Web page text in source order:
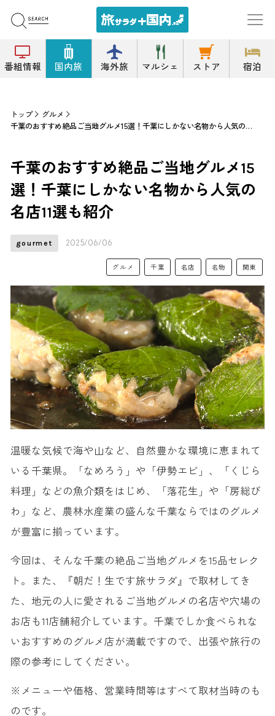
番組情報 国内旅 海外旅 マルシェ ストア 宿泊
トップ
グルメ
千葉のおすすめ絶品ご当地グルメ15選！千葉にしかない名物から人気の名店11選も紹介
千葉のおすすめ絶品ご当地グルメ15
選！千葉にしかない名物から人気の
名店11選も紹介
gourmet 2025/06/06
グルメ 千葉 名店 名物 関東
温暖な気候で海や山など、自然豊かな環境に恵まれて
いる千葉県。「なめろう」や「伊勢エビ」、「くじら
料理」などの魚介類をはじめ、「落花生」や「房総び
わ」など、農林水産業の盛んな千葉ならではのグルメ
が豊富に揃っています。
今回は、そんな千葉の絶品ご当地グルメを15品セレク
ト。また、『朝だ！生です旅サラダ』で取材してき
た、地元の人に愛されるご当地グルメの名店や穴場の
お店も11店舗紹介しています。千葉でしか食べられな
いおすすめのグルメ店が満載ですので、出張や旅行の
際の参考にしてください。
※メニューや価格、営業時間等はすべて取材当時のも
のです。